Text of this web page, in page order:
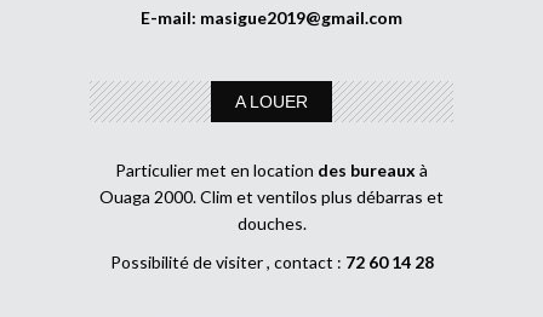
E-mail: masigue2019@gmail.com
A LOUER
Particulier met en location des bureaux à
Ouaga 2000. Clim et ventilos plus débarras et
douches.
Possibilité de visiter , contact : 72 60 14 28